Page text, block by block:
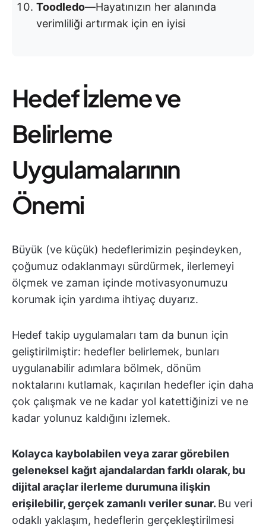
Toodledo—Hayatınızın her alanında
verimliliği artırmak için en iyisi
Hedef İzleme ve
Belirleme
Uygulamalarının
Önemi
Büyük (ve küçük) hedeflerimizin peşindeyken,
çoğumuz odaklanmayı sürdürmek, ilerlemeyi
ölçmek ve zaman içinde motivasyonumuzu
korumak için yardıma ihtiyaç duyarız.
Hedef takip uygulamaları tam da bunun için
geliştirilmiştir: hedefler belirlemek, bunları
uygulanabilir adımlara bölmek, dönüm
noktalarını kutlamak, kaçırılan hedefler için daha
çok çalışmak ve ne kadar yol katettiğinizi ve ne
kadar yolunuz kaldığını izlemek.
Kolayca kaybolabilen veya zarar görebilen
geleneksel kağıt ajandalardan farklı olarak, bu
dijital araçlar ilerleme durumuna ilişkin
erişilebilir, gerçek zamanlı veriler sunar. Bu veri
odaklı yaklaşım, hedeflerin gerçekleştirilmesi